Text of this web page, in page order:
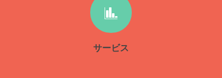
サービス